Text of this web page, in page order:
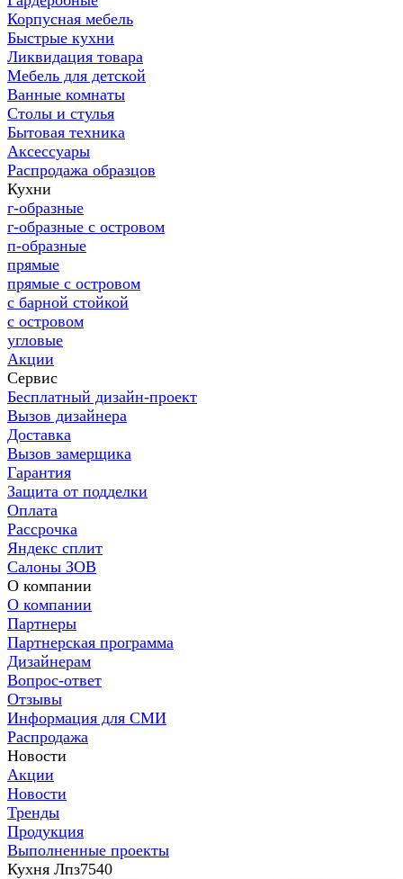
Корпусная мебель
Быстрые кухни
Ликвидация товара
Мебель для детской
Ванные комнаты
Столы и стулья
Бытовая техника
Аксессуары
Распродажа образцов
Кухни
г-образные
г-образные с островом
п-образные
прямые
прямые с островом
с барной стойкой
с островом
угловые
Акции
Сервис
Бесплатный дизайн-проект
Вызов дизайнера
Доставка
Вызов замерщика
Гарантия
Защита от подделки
Оплата
Рассрочка
Яндекс сплит
Салоны ЗОВ
О компании
О компании
Партнеры
Партнерская программа
Дизайнерам
Вопрос-ответ
Отзывы
Информация для СМИ
Распродажа
Новости
Акции
Новости
Тренды
Продукция
Выполненные проекты
Кухня Лпз7540